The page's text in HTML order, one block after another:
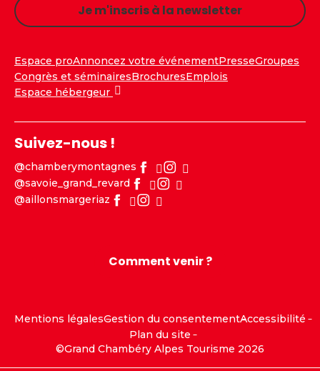
Je m'inscris à la newsletter
Espace proAnnoncez votre événementPresseGroupes
Congrès et séminairesBrochuresEmplois
Espace hébergeur
Suivez-nous !
@chamberymontagnes
@savoie_grand_revard
@aillonsmargeriaz
Comment venir ?
Mentions légalesGestion du consentementAccessibilité
Plan du site
©Grand Chambéry Alpes Tourisme 2026